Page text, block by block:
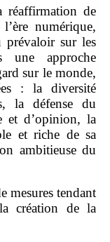
de
numérique,
prévaloir sur les
une approche
sur le monde,
: la diversité
la défense du
et d’opinion, la
et riche de sa
ambitieuse du
mesures tendant
création de la